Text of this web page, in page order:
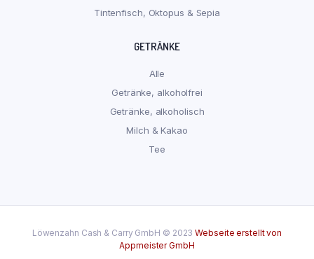
Tintenfisch, Oktopus & Sepia
GETRÄNKE
Alle
Getränke, alkoholfrei
Getränke, alkoholisch
Milch & Kakao
Tee
Löwenzahn Cash & Carry GmbH © 2023Webseite erstellt von
Appmeister GmbH